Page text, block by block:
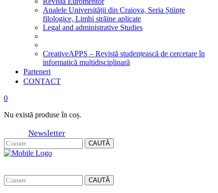
Analele Universității din Craiova, Seria Științe
filologice, Limbi străine aplicate
Legal and administrative Studies
CreativeAPPS – Revistă studențească de cercetare în
informatică multidisciplinară
Parteneri
CONTACT
0
Nu există produse în coș.
Newsletter
CAUTĂ
CAUTĂ